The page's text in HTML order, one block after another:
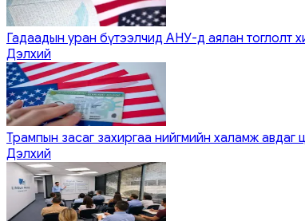
Гадаадын уран бүтээлчид АНУ-д аялан тоглолт
Дэлхий
Трампын засаг захиргаа нийгмийн халамж авдаг
Дэлхий